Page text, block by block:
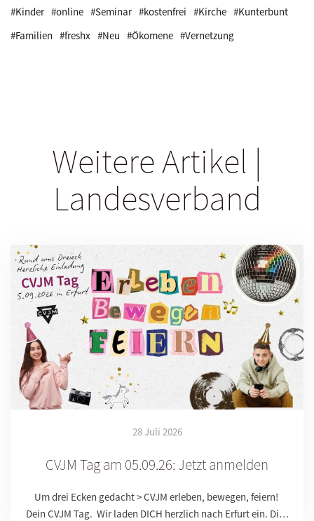
#Kinder #online #Seminar #kostenfrei #Kirche #Kunterbunt
#Familien #freshx #Neu #Ökomene #Vernetzung
Weitere Artikel |
Landesverband
28 Juli 2026
CVJM Tag am 05.09.26: Jetzt anmelden
Um drei Ecken gedacht > CVJM erleben, bewegen, feiern!
Dein CVJM Tag. Wir laden DICH herzlich nach Erfurt ein. Di…